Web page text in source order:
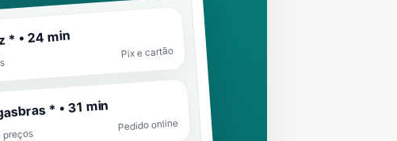
* • 24 min
Pix e cartão
* • 31 min
preços
Pedido online